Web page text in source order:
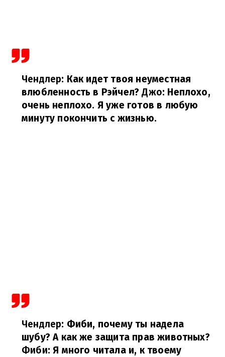
Чендлер: Как идет твоя неуместная
влюбленность в Рэйчел? Джо: Неплохо,
очень неплохо. Я уже готов в любую
минуту покончить с жизнью.
Чендлер: Фиби, почему ты надела
шубу? А как же защита прав животных?
Фиби: Я много читала и, к твоему